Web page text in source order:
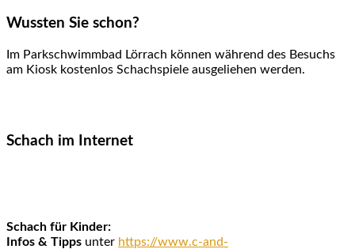
Wussten Sie schon?
Im Parkschwimmbad Lörrach können während des Besuchs
am Kiosk kostenlos Schachspiele ausgeliehen werden.
Schach im Internet
Schach für Kinder:
Infos & Tipps unter https://www.c-and-